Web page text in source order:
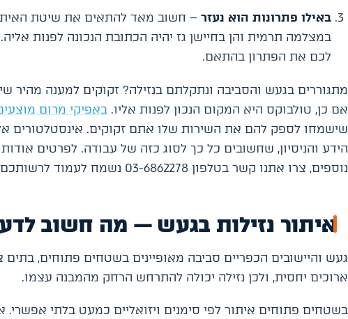
באילו פתרונות הוא נעזר– חשוב מאד להתאים את שיטת האיתור
במצלמה תרמית והן בחיישן גז יהיה הכתובת הנכונה לפנות
לכם את הפתרון בהתאם.
מתגוררים בגעש והסביבה ונתקלתם בנזילה? זקוקים למענה
אם כן, טולבוקס היא המקום הנכון לפנות אליו. באפיקי מרום
שישמחו לספק להם את השירות שלו אתם זקוקים. אינסטלטורים
הידע והניסיון, שחשובים כל כך לסוג כזה של עבודה. לפרטים
נוספים, צרו אתנו קשר בטלפון 03-6862278 נשמח לעמוד לרשותכם.
איתור נזילות בגעש — מה חשוב
געש והיישובים הכפריים סביבה מאופיינים בשטחים פתוחים,
ארוכים יחסית, ולכן נזילה יכולה להתרחש הרחק מהמבנה עצמו.
בשטחים פתוחים איתור לפי סימנים ויזואליים כמעט בלתי אפשרי.